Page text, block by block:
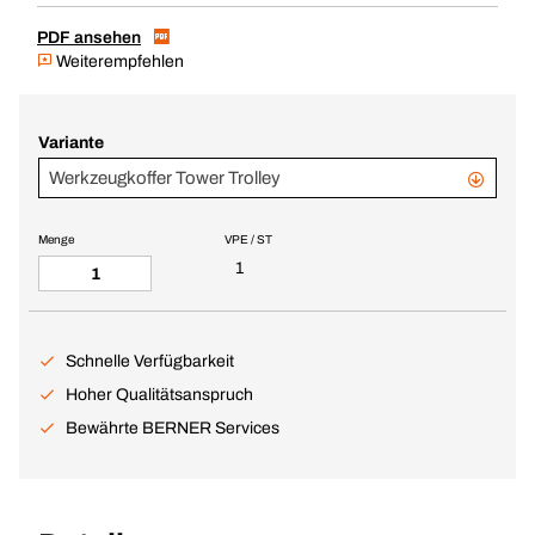
PDF ansehen
Weiterempfehlen
Variante
Werkzeugkoffer Tower Trolley
VPE / ST
1
Menge
Schnelle Verfügbarkeit
Hoher Qualitätsanspruch
Bewährte BERNER Services